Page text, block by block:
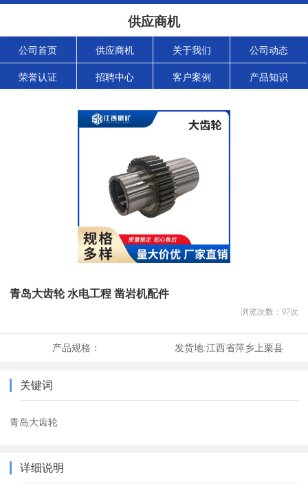
供应商机
公司首页 供应商机 关于我们 公司动态
荣誉认证 招聘中心 客户案例 产品知识
青岛大齿轮 水电工程 凿岩机配件
浏览次数： 97次
产品规格： 发货地:江西省萍乡上栗县
关键词
青岛大齿轮
详细说明